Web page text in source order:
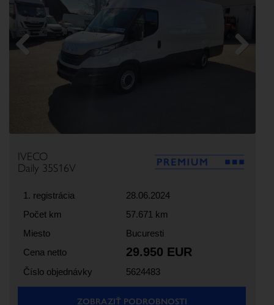
IVECO
Daily 35S16V
1. registrácia
28.06.2024
Počet km
57.671 km
Miesto
Bucuresti
Cena netto
29.950 EUR
Číslo objednávky 5624483
ZOBRAZIŤ PODROBNOSTI